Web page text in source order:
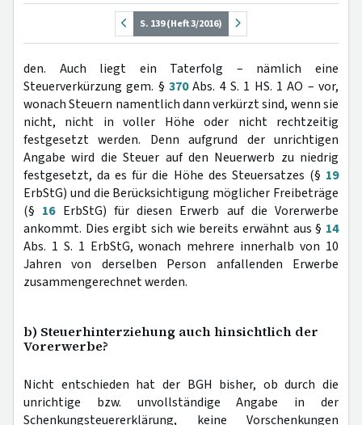
S. 139 (Heft 3/2016)
den. Auch liegt ein Taterfolg – nämlich eine
Steuerverkürzung gem. § 370Abs. 4 S. 1 HS. 1 AO – vor,
wonach Steuern namentlich dann verkürzt sind, wenn sie
nicht, nicht in voller Höhe oder nicht rechtzeitig
festgesetzt werden. Denn aufgrund der unrichtigen
Angabe wird die Steuer auf den Neuerwerb zu niedrig
festgesetzt, da es für die Höhe des Steuersatzes (§ 19
ErbStG) und die Berücksichtigung möglicher Freibeträge
(§ 16ErbStG) für diesen Erwerb auf die Vorerwerbe
ankommt. Dies ergibt sich wie bereits erwähnt aus § 14
Abs. 1 S. 1 ErbStG, wonach mehrere innerhalb von 10
Jahren von derselben Person anfallenden Erwerbe
zusammengerechnet werden.
b) Steuerhinterziehung auch hinsichtlich der
Vorerwerbe?
Nicht entschieden hat der BGH bisher, ob durch die
unrichtige bzw. unvollständige Angabe in der
Schenkungsteuererklärung, keine Vorschenkungen